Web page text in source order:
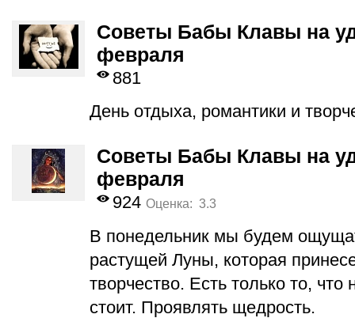
Советы Бабы Клавы на
февраля
881
День отдыха, романтики и
Советы Бабы Клавы на
февраля
924 Оценка: 3.3
В понедельник мы будем
растущей Луны, которая
творчество. Есть только то,
стоит. Проявлять щедрость.